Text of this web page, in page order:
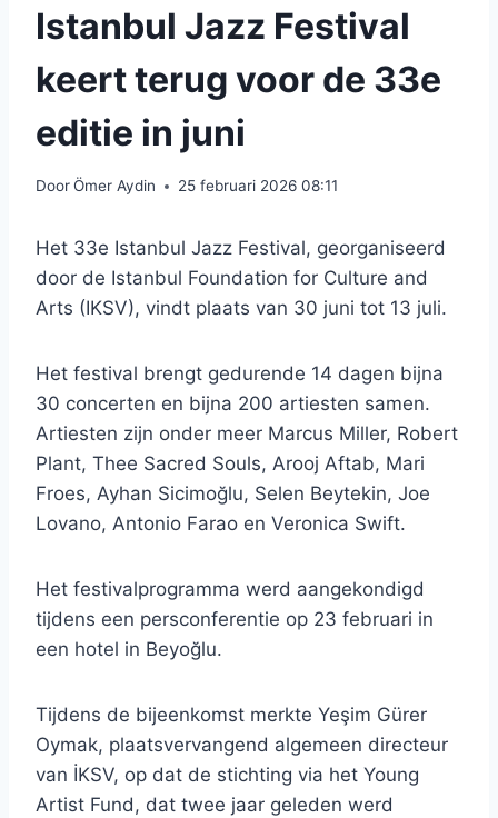
Istanbul Jazz Festival
keert terug voor de 33e
editie in juni
DoorÖmer Aydin 25 februari 2026 08:11
Het 33e Istanbul Jazz Festival, georganiseerd
door de Istanbul Foundation for Culture and
Arts (IKSV), vindt plaats van 30 juni tot 13 juli.
Het festival brengt gedurende 14 dagen bijna
30 concerten en bijna 200 artiesten samen.
Artiesten zijn onder meer Marcus Miller, Robert
Plant, Thee Sacred Souls, Arooj Aftab, Mari
Froes, Ayhan Sicimoğlu, Selen Beytekin, Joe
Lovano, Antonio Farao en Veronica Swift.
Het festivalprogramma werd aangekondigd
tijdens een persconferentie op 23 februari in
een hotel in Beyoğlu.
Tijdens de bijeenkomst merkte Yeşim Gürer
Oymak, plaatsvervangend algemeen directeur
van İKSV, op dat de stichting via het Young
Artist Fund, dat twee jaar geleden werd